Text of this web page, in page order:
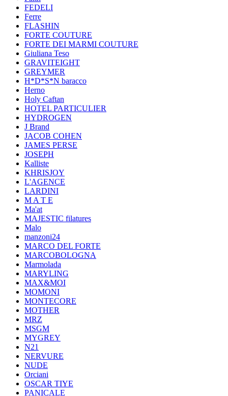
FEDELI
Ferre
FLASHIN
FORTE COUTURE
FORTE DEI MARMI COUTURE
Giuliana Teso
GRAVITEIGHT
GREYMER
H*D*S*N baracco
Herno
Holy Caftan
HOTEL PARTICULIER
HYDROGEN
J Brand
JACOB COHEN
JAMES PERSE
JOSEPH
Kalliste
KHRISJOY
L'AGENCE
LARDINI
M A T E
Ma'at
MAJESTIC filatures
Malo
manzoni24
MARCO DEL FORTE
MARCOBOLOGNA
Marmolada
MARYLING
MAX&MOI
MOMONI
MONTECORE
MOTHER
MRZ
MSGM
MYGREY
N21
NERVURE
NUDE
Orciani
OSCAR TIYE
PANICALE